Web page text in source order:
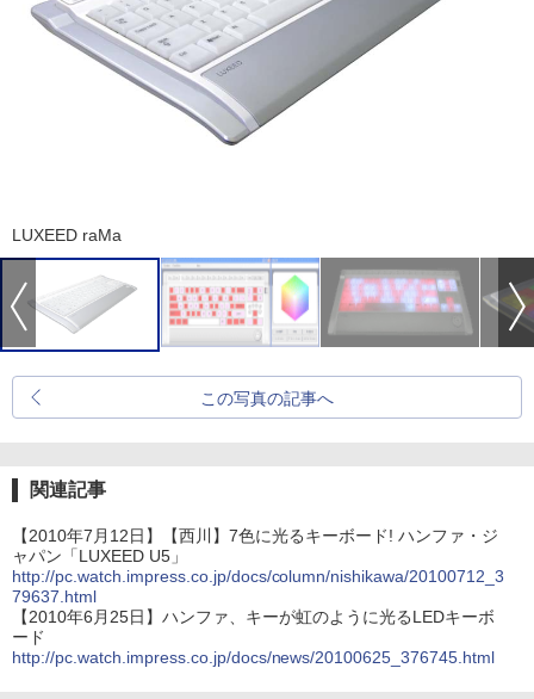
LUXEED raMa
この写真の記事へ
関連記事
【2010年7月12日】【西川】7色に光るキーボード! ハンファ・ジ
ャパン「LUXEED U5」
http://pc.watch.impress.co.jp/docs/column/nishikawa/20100712_3
79637.html
【2010年6月25日】ハンファ、キーが虹のように光るLEDキーボ
ード
http://pc.watch.impress.co.jp/docs/news/20100625_376745.html